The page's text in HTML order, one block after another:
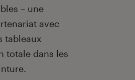
– une
avec
tableaux
totale dans les